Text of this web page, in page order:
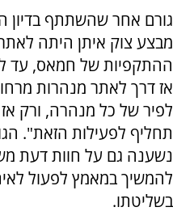
גורם אחר שהשתתף בדיון
מבצע צוק איתן היתה
ההתקפיות של חמאס, עד
אז דרך לאתר מנהרות
לפיר של כל מנהרה, ורק
תחליף לפעילות הזאת".
נשענה גם על חוות דעת
להמשיך במאמץ לפעול
בשליטתו.